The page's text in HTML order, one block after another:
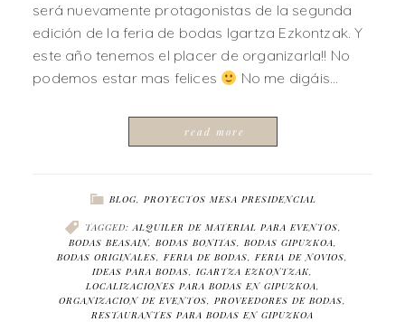
será nuevamente protagonistas de la segunda
edición de la feria de bodas Igartza Ezkontzak. Y
este año tenemos el placer de organizarla!! No
podemos estar mas felices
No me digáis…
read more
BLOG, PROYECTOS MESA PRESIDENCIAL
TAGGED:ALQUILER DE MATERIAL PARA EVENTOS,
BODAS BEASAIN, BODAS BONITAS, BODAS GIPUZKOA,
BODAS ORIGINALES, FERIA DE BODAS, FERIA DE NOVIOS,
IDEAS PARA BODAS, IGARTZA EZKONTZAK,
LOCALIZACIONES PARA BODAS EN GIPUZKOA,
ORGANIZACION DE EVENTOS, PROVEEDORES DE BODAS,
RESTAURANTES PARA BODAS EN GIPUZKOA